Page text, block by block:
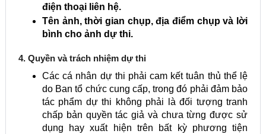
điện thoại liên hệ.
Tên ảnh, thời gian chụp, địa điểm chụp và lời
bình cho ảnh dự thi.
4. Quyền và trách nhiệm dự thi
Các cá nhân dự thi phải cam kết tuân thủ thể lệ
do Ban tổ chức cung cấp, trong đó phải đảm bảo
tác phẩm dự thi không phải là đối tượng tranh
chấp bản quyền tác giả và chưa từng được sử
dụng hay xuất hiện trên bất kỳ phương tiện